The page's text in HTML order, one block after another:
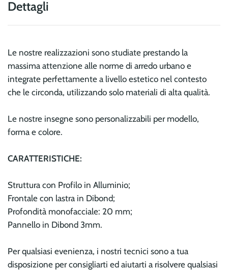
Dettagli
Le nostre realizzazioni sono studiate prestando la
massima attenzione alle norme di arredo urbano e
integrate perfettamente a livello estetico nel contesto
che le circonda, utilizzando solo materiali di alta qualità.
Le nostre insegne sono personalizzabili per modello,
forma e colore.
CARATTERISTICHE:
Struttura con Profilo in Alluminio;
Frontale con lastra in Dibond;
Profondità monofacciale: 20 mm;
Pannello in Dibond 3mm.
Per qualsiasi evenienza, i nostri tecnici sono a tua
disposizione per consigliarti ed aiutarti a risolvere qualsiasi